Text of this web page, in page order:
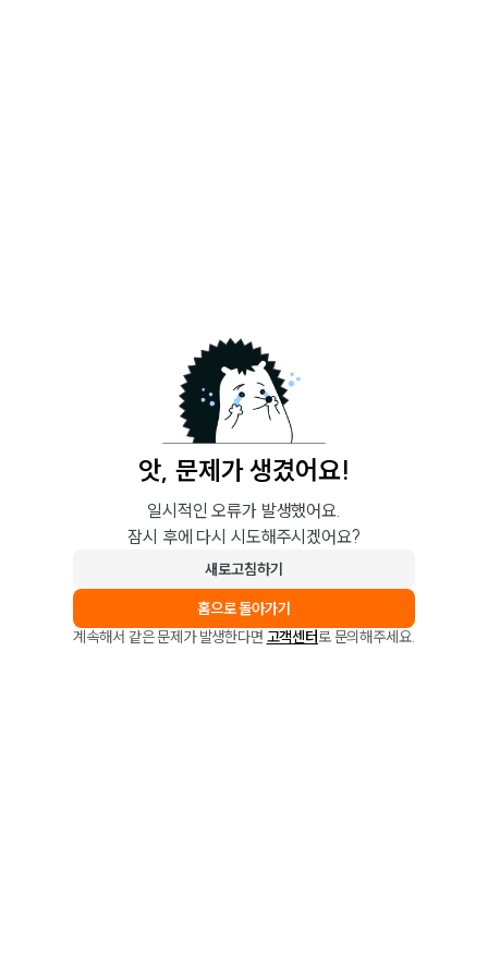
앗, 문제가 생겼어요!
일시적인 오류가 발생했어요.
잠시 후에 다시 시도해주시겠어요?
새로고침하기
홈으로 돌아가기
계속해서 같은 문제가 발생한다면 고객센터로 문의해주세요.